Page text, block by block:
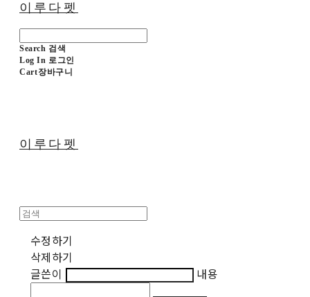
이루다펫
Search 검색
Log In 로그인
Cart장바구니
이루다펫
수정하기
삭제하기
글쓴이
내용